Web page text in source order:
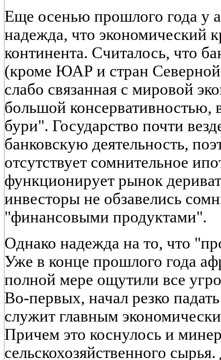
Еще осенью прошлого года у
надежда, что экономический
континента. Считалось, что
(кроме ЮАР и стран
слабо связанная с мировой
большой
бури". Государство почти
банковскую деятельность,
отсутствует сомнительное
функционирует рынок
инвесторы не обзавелись
"финансовыми продуктами".
Однако надежда на то, что
Уже в конце прошлого года
полной мере ощутили все
Во-первых, начал резко
служит главным
Причем это коснулось и
сельскохозяйственного